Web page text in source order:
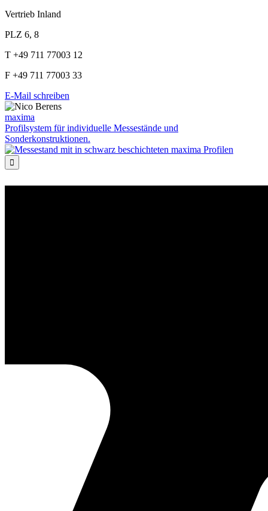
Vertrieb Inland
PLZ 6, 8
T +49 711 77003 12
F +49 711 77003 33
E-Mail schreiben
maxima
Profilsystem für individuelle Messestände und
Sonderkonstruktionen.
